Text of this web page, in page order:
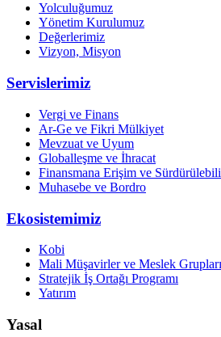
Yolculuğumuz
Yönetim Kurulumuz
Değerlerimiz
Vizyon, Misyon
Servislerimiz
Vergi ve Finans
Ar-Ge ve Fikri Mülkiyet
Mevzuat ve Uyum
Globalleşme ve İhracat
Finansmana Erişim ve
Muhasebe ve Bordro
Ekosistemimiz
Kobi
Mali Müşavirler ve Meslek Grupları
Stratejik İş Ortağı Programı
Yatırım
Yasal